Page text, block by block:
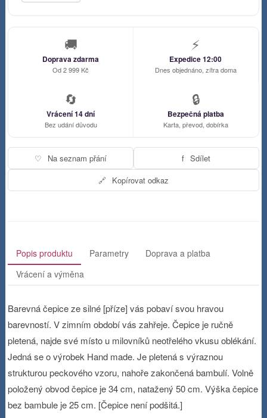
🚚
Doprava zdarma
Od 2 999 Kč
⚡
Expedice 12:00
Dnes objednáno, zítra doma
🔄
Vrácení 14 dní
Bez udání důvodu
🔒
Bezpečná platba
Karta, převod, dobírka
♡ Na seznam přání f Sdílet
🔗 Kopírovat odkaz
Popis produktu Parametry
Doprava a platba
Vrácení a výměna
Barevná čepice ze silné [příze] vás pobaví svou hravou
barevností. V zimním období vás zahřeje. Čepice je ručně
pletená, najde své místo u milovníků neotřelého vkusu oblékání.
Jedná se o výrobek Hand made. Je pletená s výraznou
strukturou peckového vzoru, nahoře zakončená bambulí. Volně
položený obvod čepice je 34 cm, natažený 50 cm. Výška čepice
bez bambule je 25 cm. [Čepice není podšitá.]